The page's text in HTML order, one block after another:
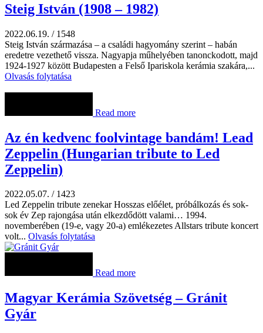
Steig István (1908 – 1982)
2022.06.19. / 1548
Steig István származása – a családi hagyomány szerint – habán
eredetre vezethető vissza. Nagyapja műhelyében tanonckodott, majd
1924-1927 között Budapesten a Felső Ipariskola kerámia szakára,...
Olvasás folytatása
Read more
Az én kedvenc foolvintage bandám! Lead
Zeppelin (Hungarian tribute to Led
Zeppelin)
2022.05.07. / 1423
Led Zeppelin tribute zenekar Hosszas előélet, próbálkozás és sok-
sok év Zep rajongása után elkezdődött valami… 1994.
novemberében (19-e, vagy 20-a) emlékezetes Allstars tribute koncert
volt... Olvasás folytatása
Read more
Magyar Kerámia Szövetség – Gránit
Gyár